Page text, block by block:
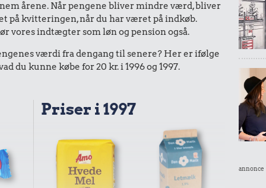
årene. Når pengene bliver mindre værd, bliver
på kvitteringen, når du har været på indkøb.
vores indtægter som løn og pension også.
værdi fra dengang til senere? Her er ifølge
du kunne købe for 20 kr. i 1996 og 1997.
Priser i 1997
annonce